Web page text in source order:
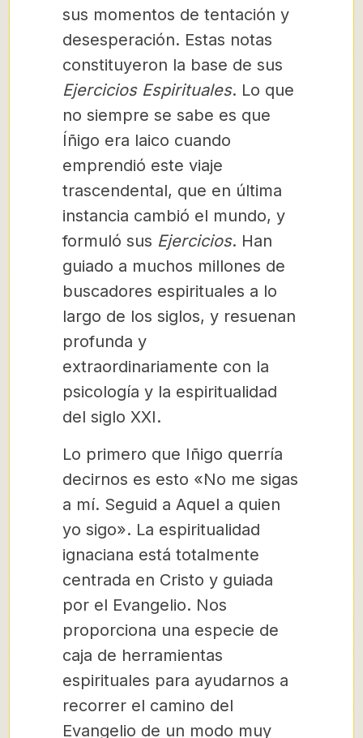
sus momentos de tentación y
desesperación. Estas notas
constituyeron la base de sus
Ejercicios Espirituales. Lo que
no siempre se sabe es que
Íñigo era laico cuando
emprendió este viaje
trascendental, que en última
instancia cambió el mundo, y
formuló sus Ejercicios. Han
guiado a muchos millones de
buscadores espirituales a lo
largo de los siglos, y resuenan
profunda y
extraordinariamente con la
psicología y la espiritualidad
del siglo XXI.
Lo primero que Iñigo querría
decirnos es esto «No me sigas
a mí. Seguid a Aquel a quien
yo sigo». La espiritualidad
ignaciana está totalmente
centrada en Cristo y guiada
por el Evangelio. Nos
proporciona una especie de
caja de herramientas
espirituales para ayudarnos a
recorrer el camino del
Evangelio de un modo muy